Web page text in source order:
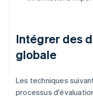
Intégrer des
globale
Les techniques
processus